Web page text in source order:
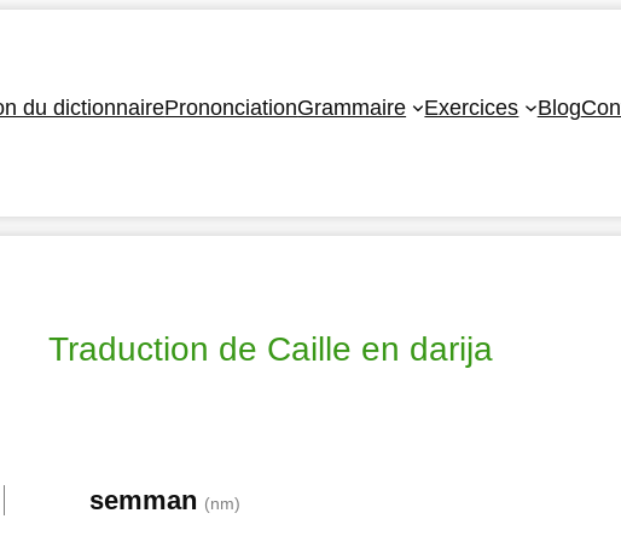
du dictionnairePrononciationGrammaire Exercices Blog
Traduction de Caille en darija
semman (nm)